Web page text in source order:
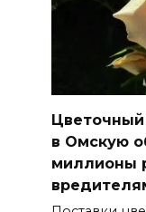
Цветочный
в Омскую
миллионы